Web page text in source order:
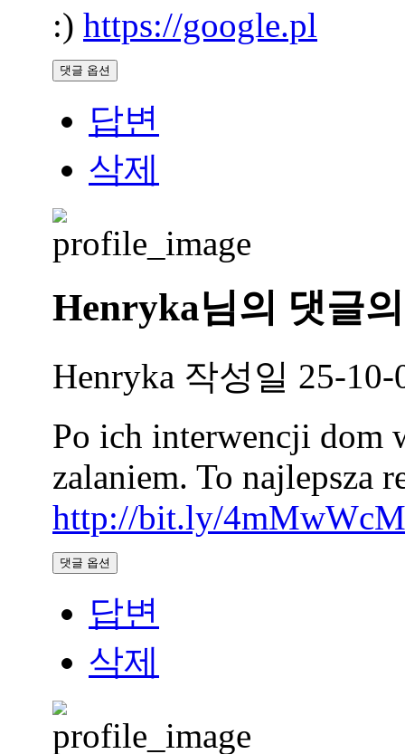
:) https://google.pl
댓글 옵션
답변
삭제
Henryka님의 댓글의
Henryka 작성일 25-10-
Po ich interwencji dom
zalaniem. To najlepsza
http://bit.ly/4mMwWcM
댓글 옵션
답변
삭제